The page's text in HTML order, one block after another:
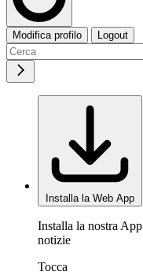
Modifica profilo Logout
Installa la Web App
Installa la nostra
notizie
Tocca